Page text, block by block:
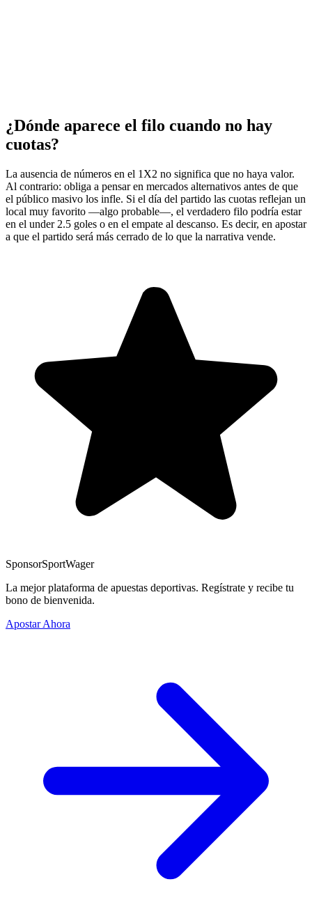
¿Dónde aparece el filo cuando no hay
cuotas?
La ausencia de números en el 1X2 no significa que no haya valor.
Al contrario: obliga a pensar en mercados alternativos antes de que
el público masivo los infle. Si el día del partido las cuotas reflejan un
local muy favorito —algo probable—, el verdadero filo podría estar
en el under 2.5 goles o en el empate al descanso. Es decir, en apostar
a que el partido será más cerrado de lo que la narrativa vende.
SponsorSportWager
La mejor plataforma de apuestas deportivas. Regístrate y recibe tu
bono de bienvenida.
Apostar Ahora